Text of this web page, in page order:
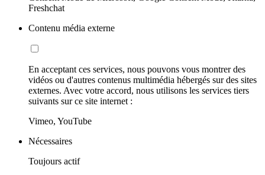
Freshchat
Contenu média externe
En acceptant ces services, nous pouvons vous montrer des
vidéos ou d'autres contenus multimédia hébergés sur des sites
externes. Avec votre accord, nous utilisons les services tiers
suivants sur ce site internet :
Vimeo, YouTube
Nécessaires
Toujours actif